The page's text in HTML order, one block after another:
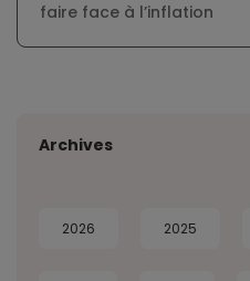
faire face à l’inflation
Archives
2026 2025